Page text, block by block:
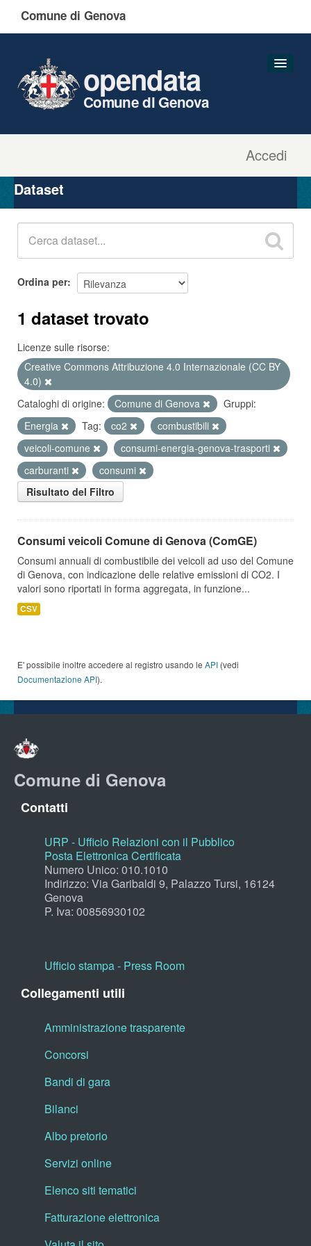
Comune di Genova
Accedi
opendata
Comune di Genova
Organizzazioni
Gruppi
Dataset
Ordina per
1 dataset trovato
Licenze sulle risorse:
Creative Commons Attribuzione 4.0 Internazionale (CC BY
4.0)
Cataloghi di origine:
Comune di Genova
Gruppi:
Energia
Tag: co2
combustibili
veicoli-comune
consumi-energia-genova-trasporti
carburanti
consumi
Risultato del Filtro
Consumi veicoli Comune di Genova (ComGE)
Consumi annuali di combustibile dei veicoli ad uso del Comune
di Genova, con indicazione delle relative emissioni di CO2. I
valori sono riportati in forma aggregata, in funzione...
CSV
E' possibile inoltre accedere al registro usando le API (vedi
Documentazione API).
Comune di Genova
Contatti
URP - Ufficio Relazioni con il Pubblico
Posta Elettronica Certificata
Numero Unico: 010.1010
Indirizzo: Via Garibaldi 9, Palazzo Tursi, 16124
Genova
P. Iva: 00856930102
Ufficio stampa - Press Room
Collegamenti utili
Amministrazione trasparente
Concorsi
Bandi di gara
Bilanci
Albo pretorio
Servizi online
Elenco siti tematici
Fatturazione elettronica